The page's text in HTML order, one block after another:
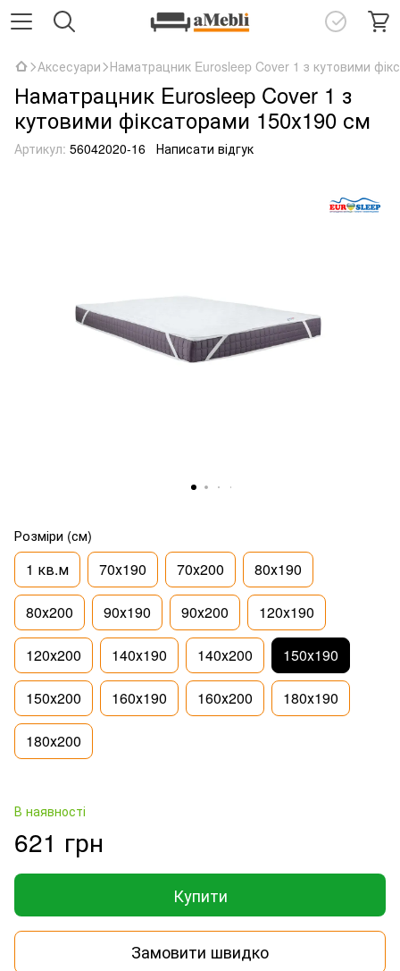
Аксесуари Наматрацник Eurosleep Cover 1 з кутовими
Наматрацник Eurosleep Cover 1 з
кутовими фіксаторами 150х190 см
Артикул: 56042020-16 Написати відгук
Розміри (см)
1 кв.м 70х190 70х200 80х190
80х200 90х190 90х200 120х190
120х200 140х190 140х200 150х190
150х200 160х190 160х200 180х190
180х200
В наявності
621 грн
Купити
Замовити швидко